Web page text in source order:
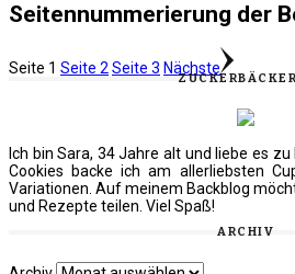
Seitennummerierung der
Seite 1 Seite 2 Seite 3 Nächste
Ich bin Sara, 34 Jahre alt und liebe es
Cookies backe ich am allerliebsten
Variationen. Auf meinem Backblog
und Rezepte teilen. Viel Spaß!
ARCHIV